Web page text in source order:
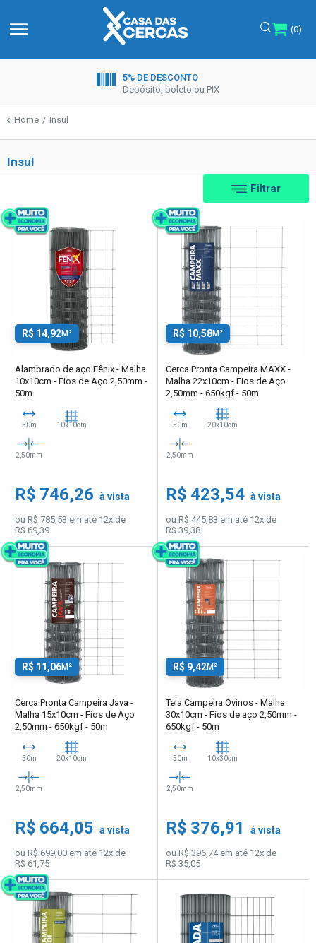
menu (0)
5% DE DESCONTO
Depósito, boleto ou PIX
Home Insul
Insul
Filtrar
R$ 14,92M²
Alambrado de aço Fênix - Malha
10x10cm - Fios de Aço 2,50mm -
50m
50m 10x10cm
2,50mm
R$ 746,26 à vista
ou R$ 785,53 em até 12x de
R$ 69,39
R$ 10,58M²
Cerca Pronta Campeira MAXX -
Malha 22x10cm - Fios de Aço
2,50mm - 650kgf - 50m
50m 20x10cm
2,50mm
R$ 423,54 à vista
ou R$ 445,83 em até 12x de
R$ 39,38
R$ 11,06M²
Cerca Pronta Campeira Java -
Malha 15x10cm - Fios de Aço
2,50mm - 650kgf - 50m
50m 20x10cm
2,50mm
R$ 664,05 à vista
ou R$ 699,00 em até 12x de
R$ 61,75
R$ 9,42M²
Tela Campeira Ovinos - Malha
30x10cm - Fios de aço 2,50mm -
650kgf - 50m
50m 10x30cm
2,50mm
R$ 376,91 à vista
ou R$ 396,74 em até 12x de
R$ 35,05